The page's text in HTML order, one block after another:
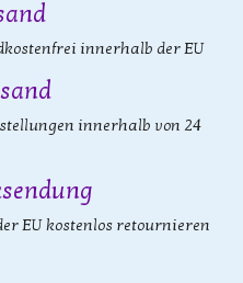
innerhalb der EU
innerhalb von 24
EU kostenlos retournieren